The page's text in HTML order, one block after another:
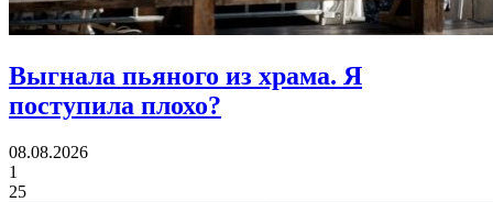
Выгнала пьяного из храма. Я
поступила плохо?
08.08.2026
1
25